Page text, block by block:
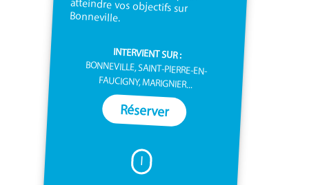
Bonneville.
INTERVIENT SUR :
BONNEVILLE, SAINT-PIERRE-EN-
FAUCIGNY, MARIGNIER...
Réserver
I